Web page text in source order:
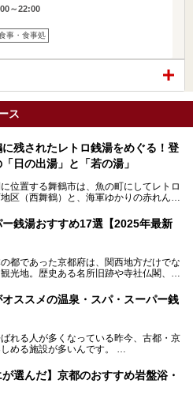
～22:00
事・食事処
ス
残されたレトロ銭湯をめぐる！登
日の出湯」と「若の湯」
位置する舞鶴市は、魚の町にしてレトロ
区（西舞鶴）と、海軍ゆかりの赤れんが
のは西地区に今も残る2軒の銭湯「日の
。いずれも国の登録有形文化財に指定さ
ありながら、今も現役のお風呂屋さんで
く人々を支えてきたこの2軒の銭湯とと
舞鶴市のPR記事です。
銭湯おすすめ17選【2025年最新
都であった京都府は、関西地方だけでな
光地。歴史ある名所旧跡や寺社仏閣、そ
府で2025年現在おすすめのスーパー銭
を満喫できる温泉施設まで、好みのスーパ
くださいね。
ススメの温泉・スパ・スーパー銭
ばれる人が多くなっている昨今、古都・京
める施設が多いんです。
を探すのもいいですが、さまざまなサウ
いですよね。
が選んだ】京都のおすすめ岩盤浴・